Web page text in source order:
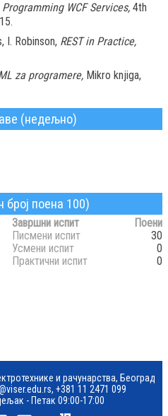
Programming WCF Services, 4th
I. Robinson, REST in Practice,
za programere, Mikro knjiga,
(недељно)
поена 100)
Завршни испит
Поени
Писмени испит
30
Усмени испит
0
Практични испит
0
и рачунарства, Београд
, +381 11 2471 099
- Петак 09:00-17:00